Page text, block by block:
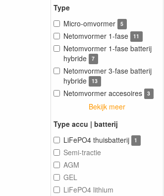
Type
Micro-omvormer
5
Netomvormer 1-fase 11
Netomvormer 1-fase batterij
hybride
7
Netomvormer 3-fase batterij
hybride
13
Netomvormer accesoires 3
Bekijk meer
Type accu | batterij
LiFePO4 thuisbatterij
1
Semi-tractie
AGM
GEL
LiFePO4 lithium